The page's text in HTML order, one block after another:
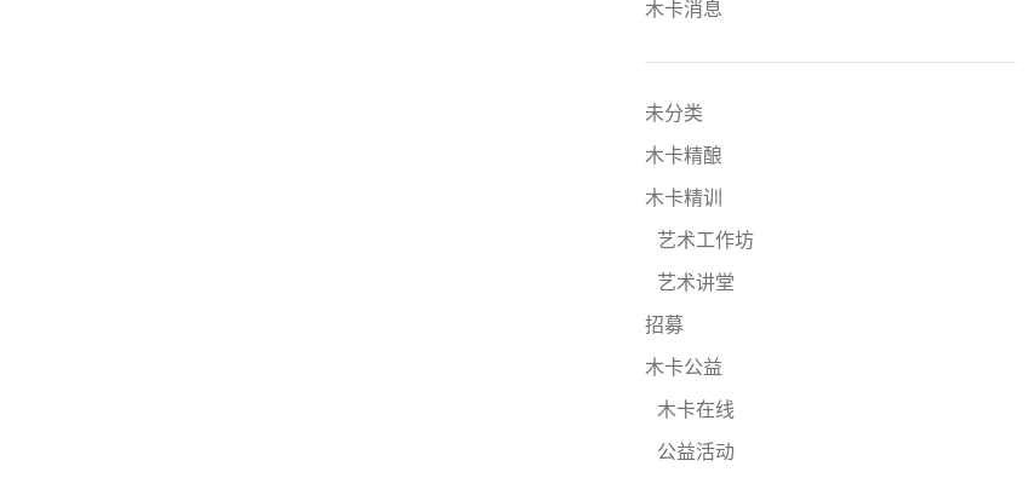
木卡消息
未分类
木卡精酿
木卡精训
艺术工作坊
艺术讲堂
招募
木卡公益
木卡在线
公益活动